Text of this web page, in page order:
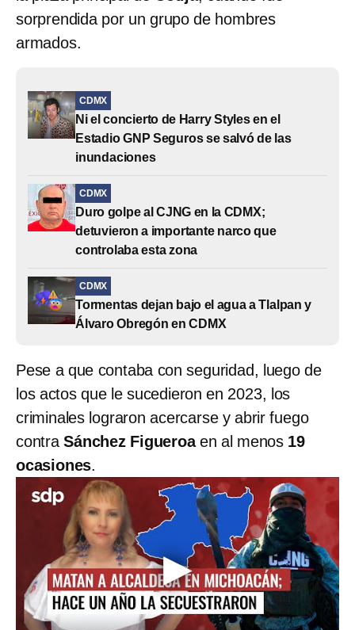
sorprendida por un grupo de hombres
armados.
CDMX
Ni el concierto de Harry Styles en el
Estadio GNP Seguros se salvó de las
inundaciones
CDMX
Duro golpe al CJNG en la CDMX;
detuvieron a importante narco que
controlaba esta zona
CDMX
Tormentas dejan bajo el agua a Tlalpan y
Álvaro Obregón en CDMX
Pese a que contaba con seguridad, luego de
los actos que le sucedieron en 2023, los
criminales lograron acercarse y abrir fuego
contraSánchez Figueroaen al menos 19
ocasiones.